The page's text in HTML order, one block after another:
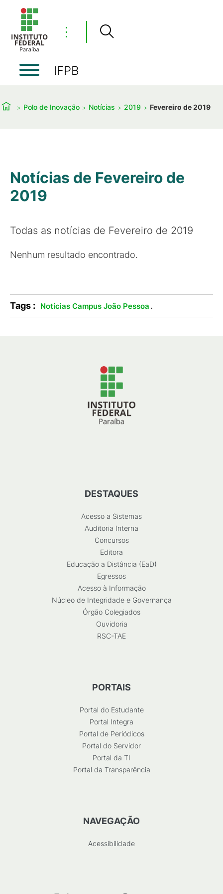
⋮
IFPB
Polo de Inovação Notícias 2019 Fevereiro de 2019
Notícias de Fevereiro de
2019
Todas as notícias de Fevereiro de 2019
Nenhum resultado encontrado.
Tags : Notícias Campus João Pessoa .
DESTAQUES
Acesso a Sistemas
Auditoria Interna
Concursos
Editora
Educação a Distância (EaD)
Egressos
Acesso à Informação
Núcleo de Integridade e Governança
Órgão Colegiados
Ouvidoria
RSC-TAE
PORTAIS
Portal do Estudante
Portal Integra
Portal de Periódicos
Portal do Servidor
Portal da TI
Portal da Transparência
NAVEGAÇÃO
Acessibilidade